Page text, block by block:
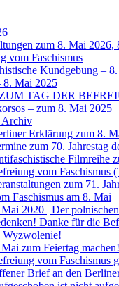
zum 8. Mai 2026,
vom Faschismus
Kundgebung –
Mai 2025
TAG DER
– zum 8. Mai 2025
Archiv
Erklärung zum 8.
zum 70. Jahrestag
Filmreihe
vom Faschismus
zum 71.
Faschismus am 8. Mai
2020 | Der
Danke für die
Wyzwolenie!
zum Feiertag
vom Faschismus
Brief an den